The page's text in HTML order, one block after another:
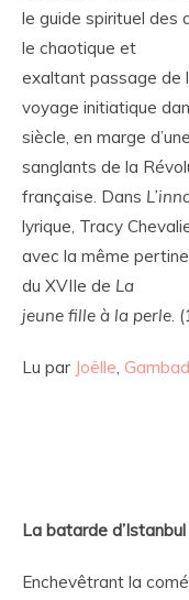
le guide spirituel des
le chaotique et
exaltant passage de
voyage initiatique
siècle, en marge
sanglants de la
française. Dans
lyrique, Tracy
avec la même
du XVIIe de La
jeune fille à la perle.
Lu par Joëlle,
La batarde d’Istanbul
Enchevêtrant la